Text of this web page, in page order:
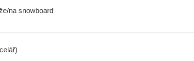
na snowboard